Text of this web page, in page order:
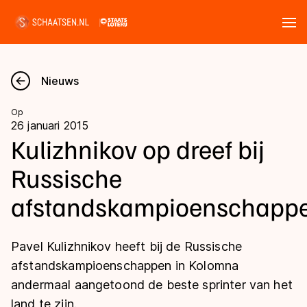
Nieuws
Kalender
Disciplines
Marathon
Inlineskaten
Uitslagen
Langebaan
Shorttrack
Marathon
Tijden & historie
Ranglijsten Langebaan
Nieuws
Op
26 januari 2015
Kulizhnikov op dreef bij
Russische
Pavel Kulizhnikov heeft bij de Russische
afstandskampioenschappen in Kolomna
andermaal aangetoond de beste sprinter van het
land te zijn.